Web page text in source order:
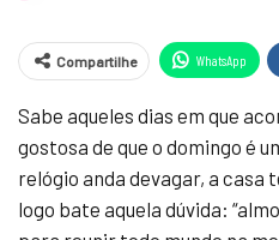
Compartilhe WhatsApp
Sabe aqueles dias em que
gostosa de que o domingo é
relógio anda devagar, a casa
logo bate aquela dúvida: